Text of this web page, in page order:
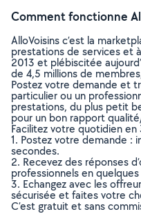
Comment fonctionne
AlloVoisins c’est la
prestations de services et
2013 et plébiscitée
de 4,5 millions de
Postez votre demande et
particulier ou un
prestations, du plus petit
pour un bon rapport
Facilitez votre quotidien en
1. Postez votre demande :
secondes.
2. Recevez des réponses
professionnels en
3. Echangez avec les
sécurisée et faites votre
C’est gratuit et sans